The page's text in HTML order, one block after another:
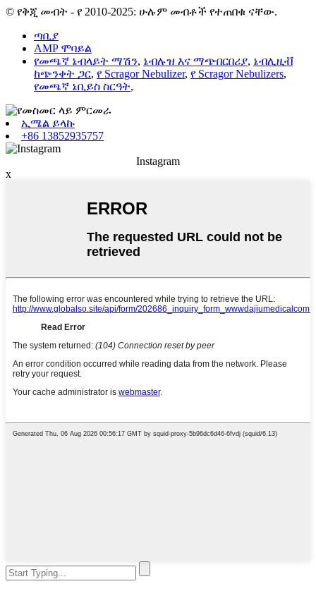
© የቅጂ መብት - የ 2010-2025: ሁሉም መብቶች የተጠበቁ ናቸው.
ጣቢያ
AMP ሞባይል
የመጫኛ ኔብላይት ማሽን, ኔብሉዝ እና ማጭበርበሪያ, ኔብሊዚቭ
ከጭንቀት ጋር, የ Scragor Nebulizer, የ Scragor Nebulizers,
የመጫኛ ኔቢይስ ስርዓት,
ኢሜል ይላኩ
+86 13852935757
Instagram
x